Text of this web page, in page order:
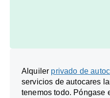
Alquiler privado de
servicios de autocares
tenemos todo. Póngase